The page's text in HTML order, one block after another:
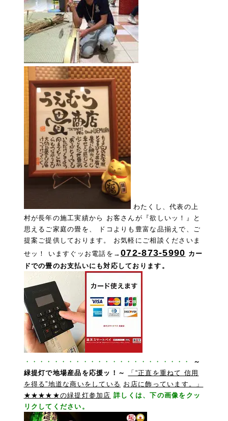
わたくし、代表の上
村が長年の施工実績から お客さんが『欲しいッ！』と
思えるご家庭の畳を、 ドコよりも豊富な品揃えで、ご
提案ご提供しております。 お気軽にご相談くださいま
せッ！ いますぐッお電話を→072-873-5990 カー
ドでの畳のお支払いにも対応しております。
・・・・・・・・・・・・・・・・・・・・・・・
～
緑提灯で地場産品を応援ッ！～
「“正直を重ねて 信用
を得る”地道な商いをしている お店に飾っています。」
★★★★★の緑提灯参加 店 詳しくは、下の画像をクッ
リクしてください。